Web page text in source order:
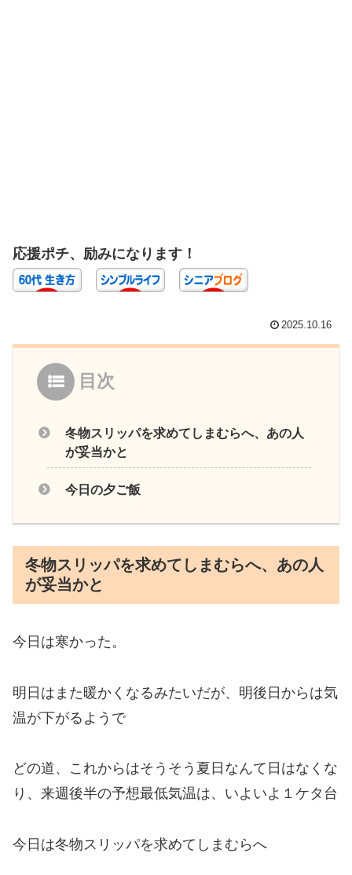
応援ポチ、励みになります！
2025.10.16
目次
冬物スリッパを求めてしまむらへ、あの人
が妥当かと
今日の夕ご飯
冬物スリッパを求めてしまむらへ、あの人
が妥当かと
今日は寒かった。
明日はまた暖かくなるみたいだが、明後日からは気
温が下がるようで
どの道、これからはそうそう夏日なんて日はなくな
り、来週後半の予想最低気温は、いよいよ１ケタ台
今日は冬物スリッパを求めてしまむらへ